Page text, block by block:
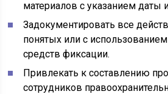
материалов с указанием даты
Задокументировать все
понятых или с использованием
средств фиксации.
Привлекать к составлению
сотрудников